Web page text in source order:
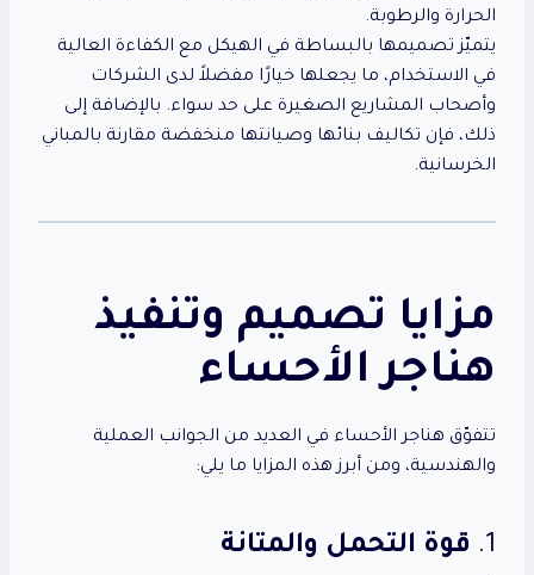
الحرارة والرطوبة.
يتميّز تصميمها بالبساطة في الهيكل مع الكفاءة العالية
في الاستخدام، ما يجعلها خيارًا مفضلاً لدى الشركات
وأصحاب المشاريع الصغيرة على حد سواء. بالإضافة إلى
ذلك، فإن تكاليف بنائها وصيانتها منخفضة مقارنة بالمباني
الخرسانية.
مزايا تصميم وتنفيذ
هناجر الأحساء
تتفوّق هناجر الأحساء في العديد من الجوانب العملية
والهندسية، ومن أبرز هذه المزايا ما يلي:
1. قوة التحمل والمتانة